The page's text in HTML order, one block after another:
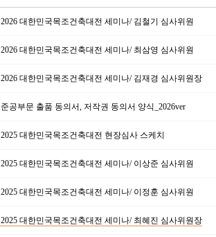
2026 대한민국목조건축대전 세미나/ 김철기 심사위원
2026 대한민국목조건축대전 세미나/ 최삼영 심사위원
2026 대한민국목조건축대전 세미나/ 김재경 심사위원장
준공부문 출품 동의서, 저작권 동의서 양식_2026ver
2025 대한민국목조건축대전 현장심사 스케치
2025 대한민국목조건축대전 세미나/ 이상준 심사위원
2025 대한민국목조건축대전 세미나/ 이정훈 심사위원
2025 대한민국목조건축대전 세미나/ 최혜진 심사위원장